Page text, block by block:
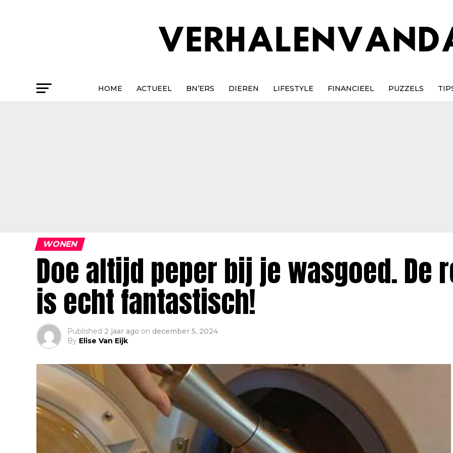
HOME ACTUEEL BN’ERS DIEREN LIFESTYLE FINANCIEEL PUZZELS
WONEN
Doe altijd peper bij je wasgoed. De
is echt fantastisch!
Published 2 jaar ago on december 5, 2024
By Elise Van Eijk